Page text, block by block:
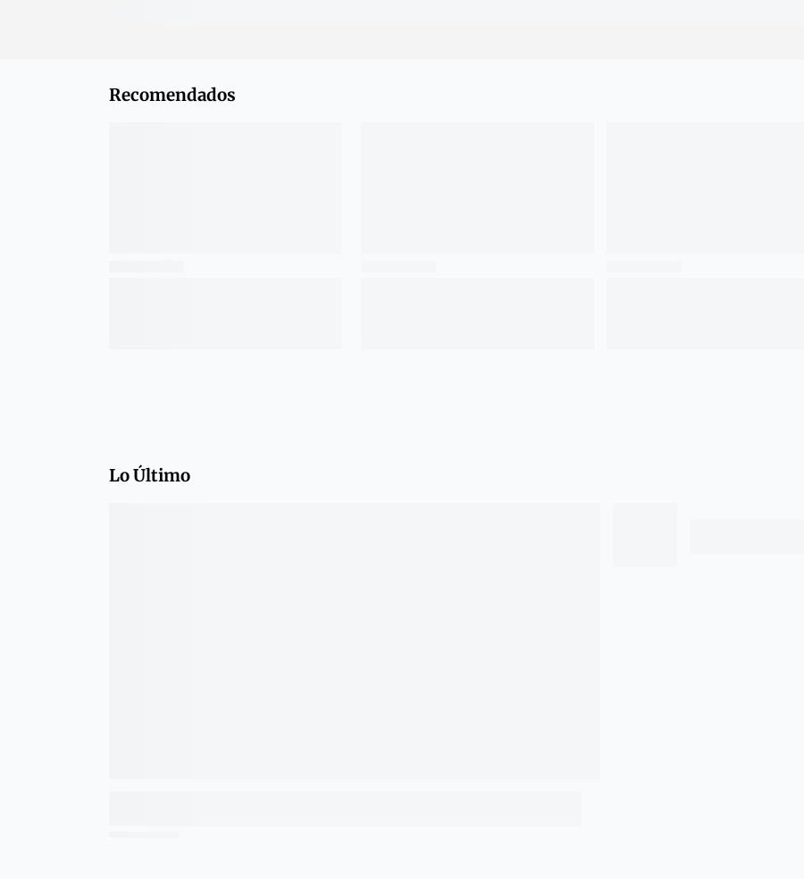
Recomendados
Lo Último